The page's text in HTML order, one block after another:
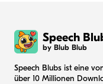
Speech
by Blub Blub
Speech Blubs ist eine
über 10 Millionen